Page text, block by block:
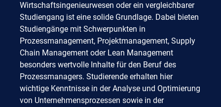
Wirtschaftsingenieurwesen oder ein vergleichbarer
Studiengang ist eine solide Grundlage. Dabei bieten
Studiengänge mit Schwerpunkten in
Prozessmanagement, Projektmanagement, Supply
Chain Management oder Lean Management
besonders wertvolle Inhalte für den Beruf des
Prozessmanagers. Studierende erhalten hier
wichtige Kenntnisse in der Analyse und Optimierung
von Unternehmensprozessen sowie in der